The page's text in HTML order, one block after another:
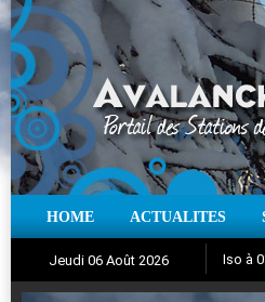
HOME ACTUALITES
Jeudi 06 Août 2026 Iso à